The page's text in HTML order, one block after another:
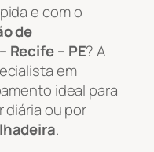
e com o
de
Recife – PE? A
em
ideal para
diária ou por
.